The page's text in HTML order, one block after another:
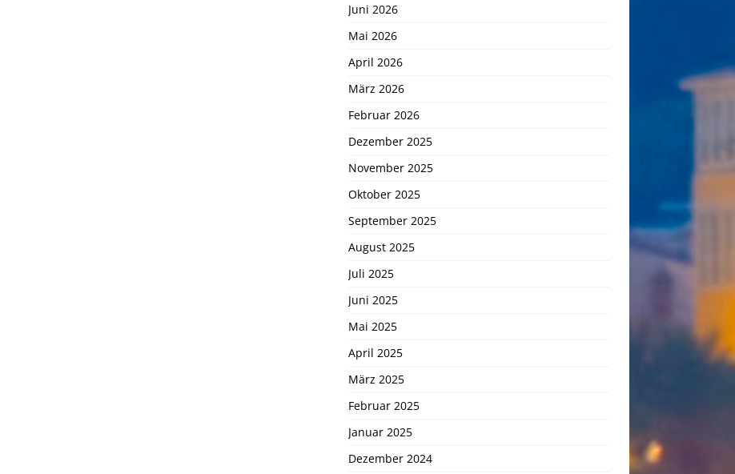
Juni 2026
Mai 2026
April 2026
März 2026
Februar 2026
Dezember 2025
November 2025
Oktober 2025
September 2025
August 2025
Juli 2025
Juni 2025
Mai 2025
April 2025
März 2025
Februar 2025
Januar 2025
Dezember 2024